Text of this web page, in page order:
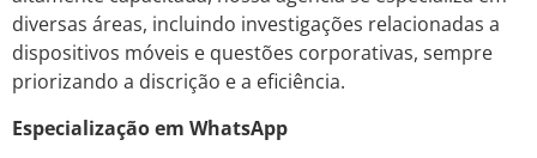
diversas áreas, incluindo investigações relacionadas a
dispositivos móveis e questões corporativas, sempre
priorizando a discrição e a eficiência.
Especialização em WhatsApp